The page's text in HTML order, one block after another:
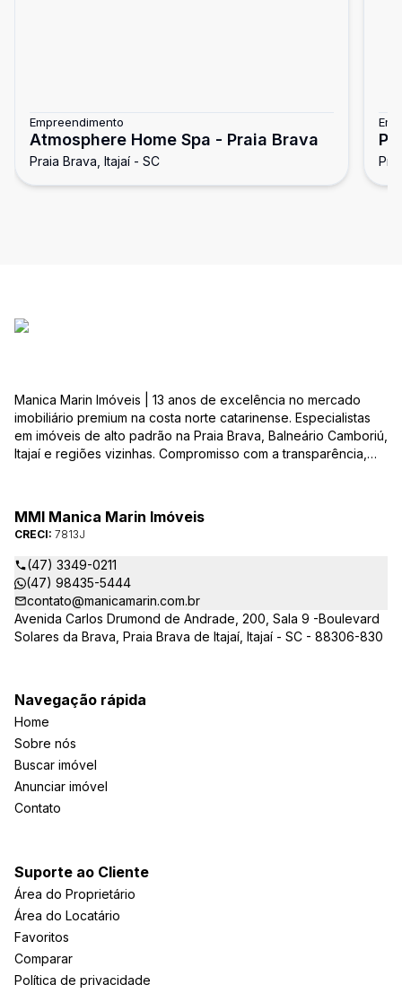
Empreendimento
Atmosphere Home Spa - Praia Brava
Praia Brava, Itajaí - SC
Manica Marin Imóveis | 13 anos de excelência no mercado
imobiliário premium na costa norte catarinense. Especialistas
em imóveis de alto padrão na Praia Brava, Balneário Camboriú,
Itajaí e regiões vizinhas. Compromisso com a transparência,
entende e valoriza seu investimento.
MMI Manica Marin Imóveis
CRECI: 7813J
(47) 3349-0211
(47) 98435-5444
contato@manicamarin.com.br
Avenida Carlos Drumond de Andrade, 200, Sala 9 -Boulevard
Solares da Brava, Praia Brava de Itajaí, Itajaí - SC - 88306-830
Navegação rápida
Home
Sobre nós
Buscar imóvel
Anunciar imóvel
Contato
Suporte ao Cliente
Área do Proprietário
Área do Locatário
Favoritos
Comparar
Política de privacidade